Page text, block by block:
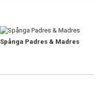
Spånga Padres & Madres